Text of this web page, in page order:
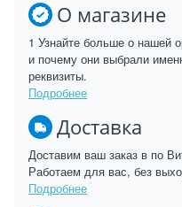
О магазине
1 Узнайте больше о нашей
и почему они выбрали
реквизиты.
Подробнее
Доставка
Доставим ваш заказ в по
Работаем для вас, без
Подробнее